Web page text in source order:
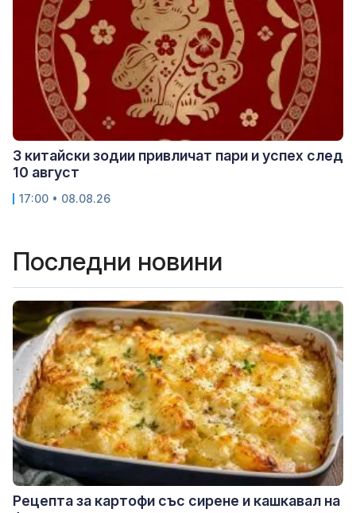
3 китайски зодии привличат пари и успех след
10 август
17:00 • 08.08.26
Последни новини
Рецепта за картофи със сирене и кашкавал на